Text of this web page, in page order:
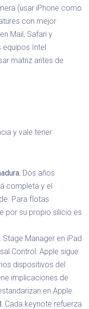
(usar iPhone como
con mejor
Mail, Safari y
equipos Intel
matriz antes de
y vale tener
Dos años
completa y el
Para flotas
por su propio silicio es
Stage Manager en iPad
Control: Apple sigue
dispositivos del
implicaciones de
en Apple.
Cada keynote refuerza